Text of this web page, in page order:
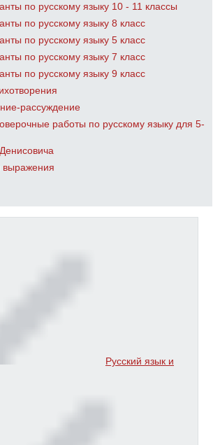
по русскому языку 10 - 11 классы
по русскому языку 8 класс
по русскому языку 5 класс
по русскому языку 7 класс
по русскому языку 9 класс
рассуждение
работы по русскому языку для 5-
выражения
Русский язык и